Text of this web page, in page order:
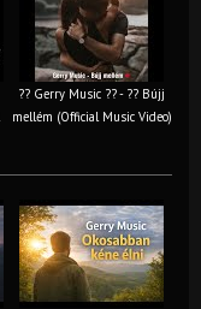
?? Gerry Music ?? - ?? Bújj
mellém (Official Music Video)